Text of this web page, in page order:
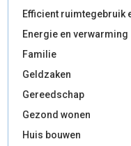
Efficient ruimtegebruik
Energie en verwarming
Familie
Geldzaken
Gereedschap
Gezond wonen
Huis bouwen